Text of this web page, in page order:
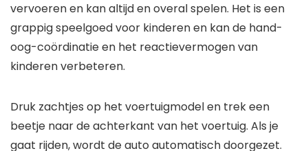
vervoeren en kan altijd en overal spelen. Het is een
grappig speelgoed voor kinderen en kan de hand-
oog-coördinatie en het reactievermogen van
kinderen verbeteren.
Druk zachtjes op het voertuigmodel en trek een
beetje naar de achterkant van het voertuig. Als je
gaat rijden, wordt de auto automatisch doorgezet.